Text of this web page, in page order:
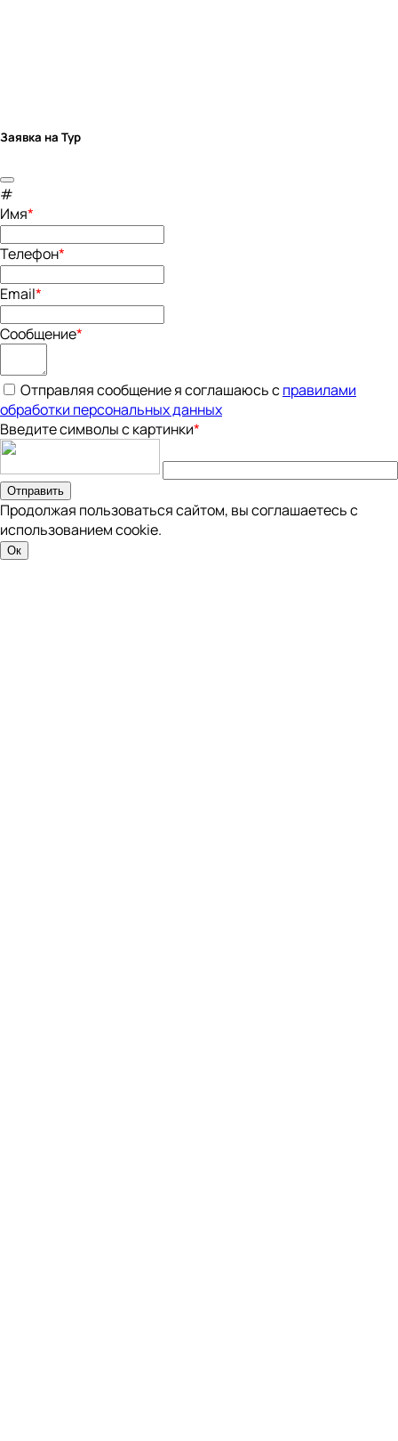
Заявка на Тур
#
Имя*
Телефон*
Email*
Сообщение*
Отправляя сообщение я соглашаюсь справилами
обработки персональных данных
Введите символы с картинки*
Отправить
Продолжая пользоваться сайтом, вы соглашаетесь с
использованием cookie.
Ок